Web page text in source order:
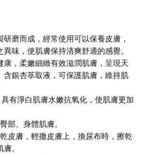
研磨而成，經常使用可以保養皮膚，
味，使肌膚保持清爽舒適的感覺。
康，柔嫩細緻有效滋潤肌膚，呈現天
含銀杏萃取液，可保護肌膚，維持肌
具有淨白肌膚水嫩抗氧化，使肌膚更加
部、身體肌膚。
皮膚，輕撒皮膚上，換尿布時，擦乾
。